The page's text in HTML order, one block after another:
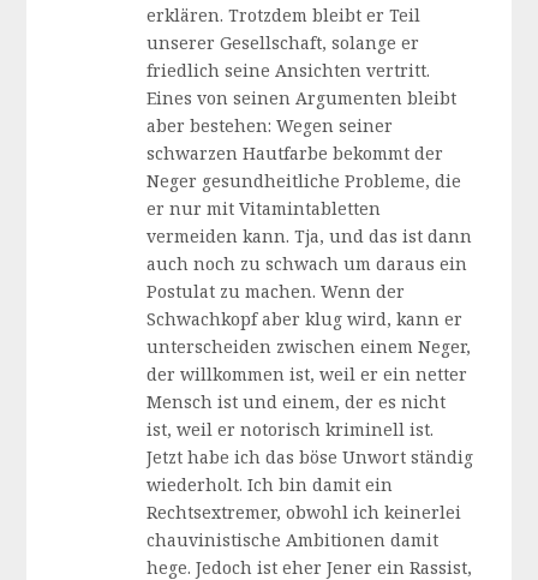
erklären. Trotzdem bleibt er Teil
unserer Gesellschaft, solange er
friedlich seine Ansichten vertritt.
Eines von seinen Argumenten bleibt
aber bestehen: Wegen seiner
schwarzen Hautfarbe bekommt der
Neger gesundheitliche Probleme, die
er nur mit Vitamintabletten
vermeiden kann. Tja, und das ist dann
auch noch zu schwach um daraus ein
Postulat zu machen. Wenn der
Schwachkopf aber klug wird, kann er
unterscheiden zwischen einem Neger,
der willkommen ist, weil er ein netter
Mensch ist und einem, der es nicht
ist, weil er notorisch kriminell ist.
Jetzt habe ich das böse Unwort ständig
wiederholt. Ich bin damit ein
Rechtsextremer, obwohl ich keinerlei
chauvinistische Ambitionen damit
hege. Jedoch ist eher Jener ein Rassist,